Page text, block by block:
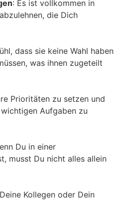
: Es ist vollkommen in
die Dich
dass sie keine Wahl haben
was ihnen zugeteilt
Prioritäten zu setzen und
Aufgaben zu
Du in einer
musst Du nicht alles allein
Kollegen oder Dein